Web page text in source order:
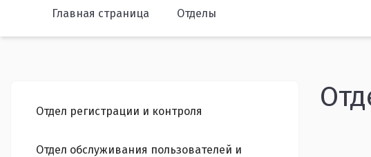
Главная страница Отделы
Отдел регистрации и контроля
Отдел обслуживания пользователей и